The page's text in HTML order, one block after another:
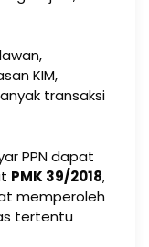
KIM,
transaksi
PPN dapat
PMK 39/2018,
memperoleh
tertentu